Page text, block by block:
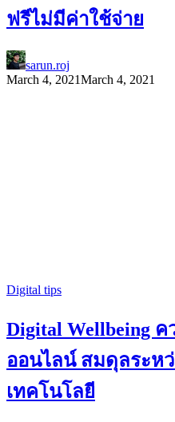
ฟรีไม่มีค่าใช้จ่าย
sarun.roj
March 4, 2021March 4, 2021
Digital tips
Digital Wellbeing
ออนไลน์ สมดุลระห
เทคโนโลยี